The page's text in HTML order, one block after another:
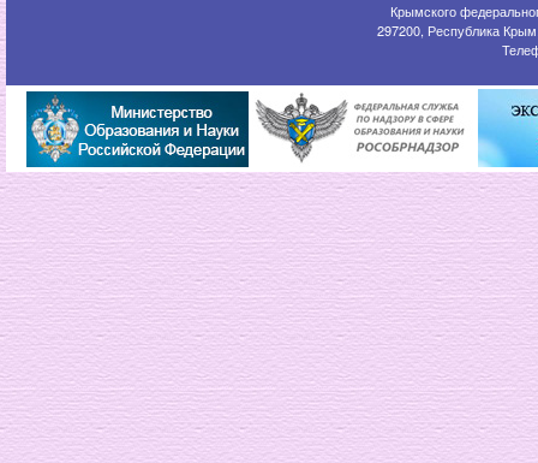
Крымского
297200, Республика